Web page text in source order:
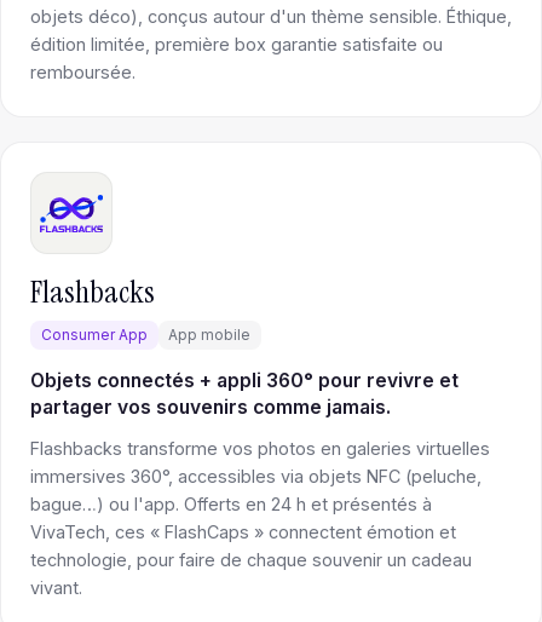
objets déco), conçus autour d'un thème sensible. Éthique,
édition limitée, première box garantie satisfaite ou
remboursée.
Flashbacks
Consumer App App mobile
Objets connectés + appli 360° pour revivre et
partager vos souvenirs comme jamais.
Flashbacks transforme vos photos en galeries virtuelles
immersives 360°, accessibles via objets NFC (peluche,
bague…) ou l'app. Offerts en 24 h et présentés à
VivaTech, ces « FlashCaps » connectent émotion et
technologie, pour faire de chaque souvenir un cadeau
vivant.